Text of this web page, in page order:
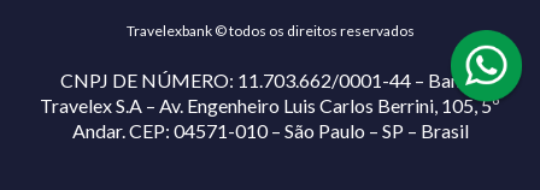
Travelexbank © todos os direitos reservados
CNPJ DE NÚMERO: 11.703.662/0001-44 – Banco
Travelex S.A – Av. Engenheiro Luis Carlos Berrini, 105, 5º
Andar. CEP: 04571-010 – São Paulo – SP – Brasil